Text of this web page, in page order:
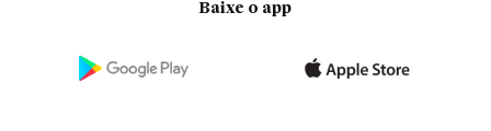
Baixe o app